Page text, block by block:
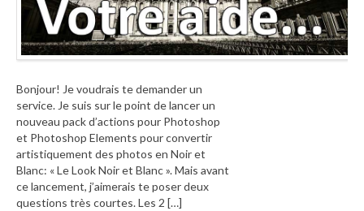
Bonjour! Je voudrais te demander un
service. Je suis sur le point de lancer un
nouveau pack d’actions pour Photoshop
et Photoshop Elements pour convertir
artistiquement des photos en Noir et
Blanc: « Le Look Noir et Blanc ». Mais avant
ce lancement, j’aimerais te poser deux
questions très courtes. Les 2 […]